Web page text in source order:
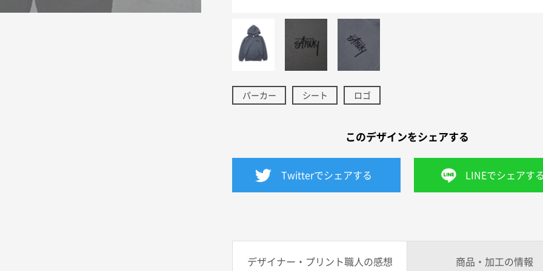
パーカー シート ロゴ
このデザインをシェアする
Twitterでシェアする LINEでシェアす
デザイナー・プリント職人の感想 商品・加工の情報